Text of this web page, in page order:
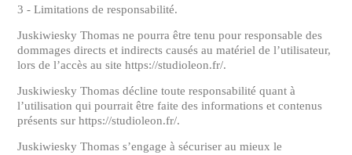
3 - Limitations de responsabilité.
Juskiwiesky Thomas ne pourra être tenu pour responsable des
dommages directs et indirects causés au matériel de l’utilisateur,
lors de l’accès au site https://studioleon.fr/.
Juskiwiesky Thomas décline toute responsabilité quant à
l’utilisation qui pourrait être faite des informations et contenus
présents sur https://studioleon.fr/.
Juskiwiesky Thomas s’engage à sécuriser au mieux le